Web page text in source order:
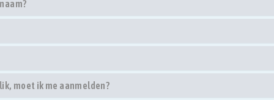
moet ik me aanmelden?